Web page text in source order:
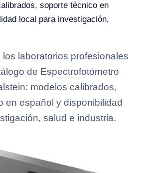
soporte técnico en
local para investigación,
los laboratorios profesionales
de Espectrofotómetro
modelos calibrados,
en español y disponibilidad
salud e industria.